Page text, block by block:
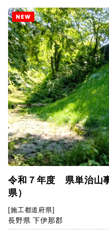
NEW
令和７年度 県単治山
県）
[施工都道府県]
長野県 下伊那郡